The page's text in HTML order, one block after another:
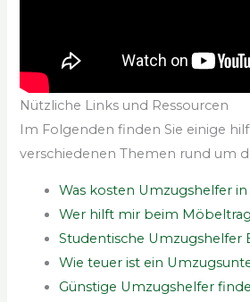
Nützliche Links und Ressourcen
Im Folgenden finden Sie einige
verschiedenen Themen rund um
Was kosten Umzugshelfer in
Wer hilft mir beim
Studentische Umzugshelfer
Wie teuer ist ein
Günstige Umzugshelfer